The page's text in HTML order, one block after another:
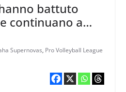
battuto
continuano a
Vegas
Supernovas, Pro Volleyball League